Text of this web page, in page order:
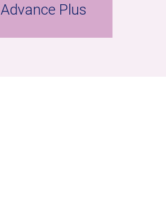
Advance Plus